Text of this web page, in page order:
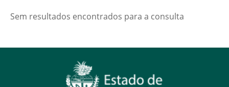
Sem resultados encontrados para a consulta